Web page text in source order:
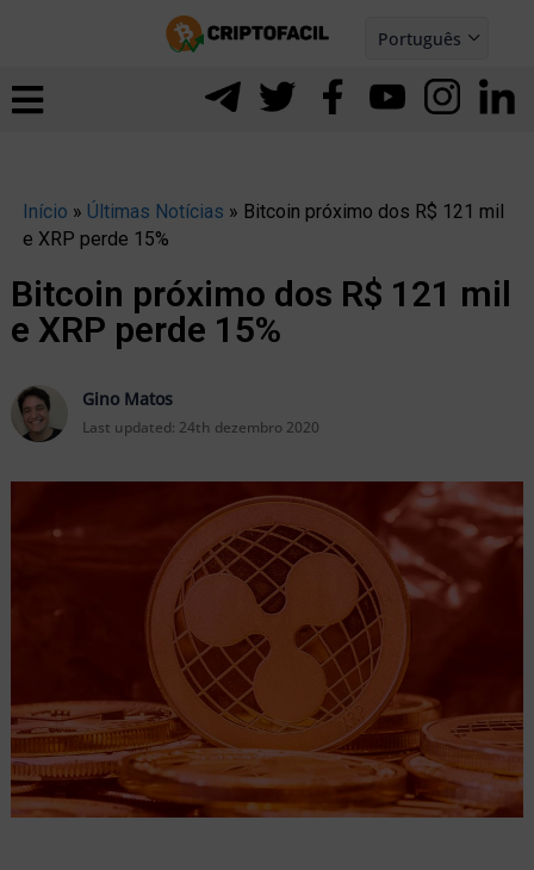
Português
Español
Início » Últimas Notícias » Bitcoin próximo dos R$ 121 mil
e XRP perde 15%
Bitcoin próximo dos R$ 121 mil
e XRP perde 15%
Gino Matos
Last updated: 24th dezembro 2020